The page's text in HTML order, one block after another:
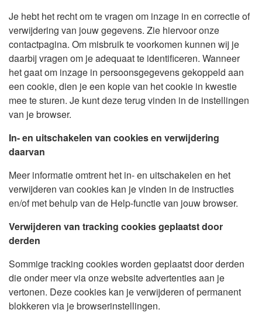
Je hebt het recht om te vragen om inzage in en correctie of
verwijdering van jouw gegevens. Zie hiervoor onze
contactpagina. Om misbruik te voorkomen kunnen wij je
daarbij vragen om je adequaat te identificeren. Wanneer
het gaat om inzage in persoonsgegevens gekoppeld aan
een cookie, dien je een kopie van het cookie in kwestie
mee te sturen. Je kunt deze terug vinden in de instellingen
van je browser.
In- en uitschakelen van cookies en verwijdering
daarvan
Meer informatie omtrent het in- en uitschakelen en het
verwijderen van cookies kan je vinden in de instructies
en/of met behulp van de Help-functie van jouw browser.
Verwijderen van tracking cookies geplaatst door
derden
Sommige tracking cookies worden geplaatst door derden
die onder meer via onze website advertenties aan je
vertonen. Deze cookies kan je verwijderen of permanent
blokkeren via je browserinstellingen.